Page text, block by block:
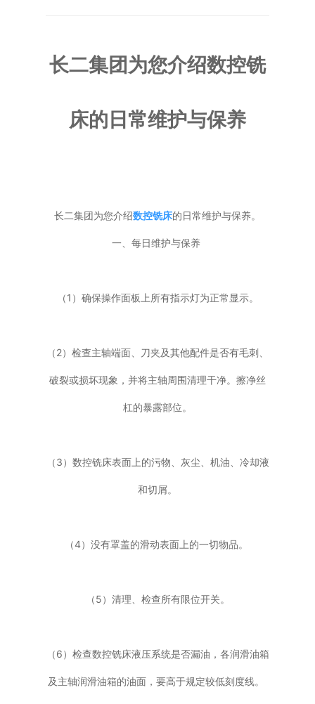
加工中心
长二集团为您介绍数控铣
床的日常维护与保养
长二集团为您介绍数控铣床的日常维护与保养。
一、每日维护与保养
（1）确保操作面板上所有指示灯为正常显示。
（2）检查主轴端面、刀夹及其他配件是否有毛刺、
破裂或损坏现象，并将主轴周围清理干净。擦净丝
杠的暴露部位。
（3）数控铣床表面上的污物、灰尘、机油、冷却液
和切屑。
（4）没有罩盖的滑动表面上的一切物品。
（5）清理、检查所有限位开关。
（6）检查数控铣床液压系统是否漏油，各润滑油箱
及主轴润滑油箱的油面，要高于规定较低刻度线。